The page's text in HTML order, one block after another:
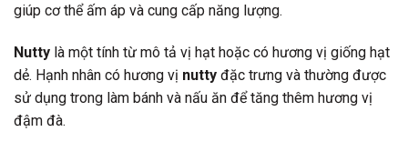
giúp cơ thể ấm áp và cung cấp năng lượng.
Nutty là một tính từ mô tả vị hạt hoặc có hương vị giống hạt
dẻ. Hạnh nhân có hương vị nutty đặc trưng và thường được
sử dụng trong làm bánh và nấu ăn để tăng thêm hương vị
đậm đà.